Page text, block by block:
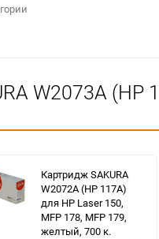
W2073A (HP
Картридж SAKURA
W2072A (HP 117A)
для HP Laser 150,
MFP 178, MFP 179,
желтый, 700 к.